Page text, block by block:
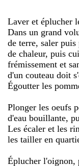
Laver et éplucher
Dans un grand
de terre, saler
de chaleur, puis
frémissement et
d'un couteau doit
Égoutter les
Plonger les oeufs
d'eau bouillante,
Les écaler et les
les tailler en
Éplucher l'oignon,